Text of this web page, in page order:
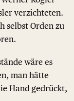
verzichteten.
selbst Orden zu
wäre es
man hätte
Hand gedrückt,